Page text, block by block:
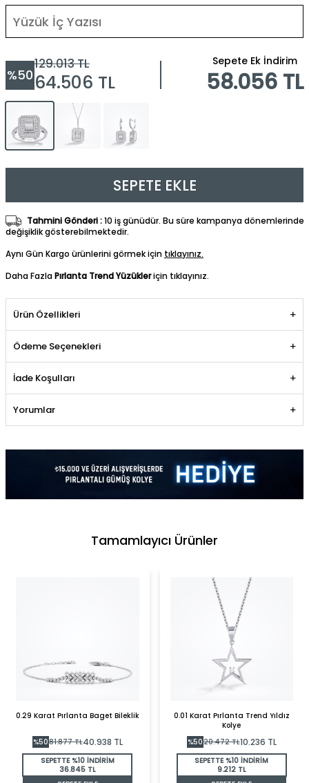
%50
129.013TL
64.506 TL
Sepete Ek İndirim
58.056 TL
SEPETE EKLE
Tahmini Gönderi :10 iş günüdür. Bu süre kampanya dönemlerinde
değişiklik gösterebilmektedir.
Aynı Gün Kargo ürünlerini görmek için tıklayınız.
Daha FazlaPırlanta Trend Yüzükleriçin tıklayınız.
Ürün Özellikleri
Ödeme Seçenekleri
İade Koşulları
Yorumlar
Tamamlayıcı Ürünler
0.29 Karat Pırlanta Baget Bileklik
%5081.877TL40.938 TL
SEPETTE %10 İNDİRİM
36.845 TL
0.01 Karat Pırlanta Trend Yıldız
Kolye
%5020.472TL10.236 TL
SEPETTE %10 İNDİRİM
9.212 TL